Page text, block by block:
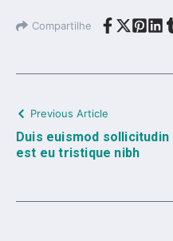
Compartilhe
Previous Article
Duis euismod sollicitudin
est eu tristique nibh